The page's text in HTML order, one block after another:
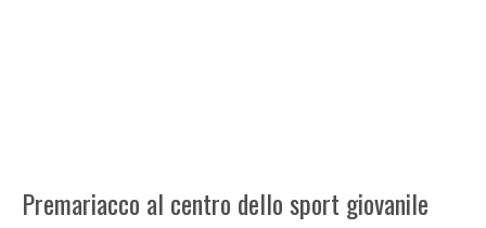
Premariacco al centro dello sport giovanile